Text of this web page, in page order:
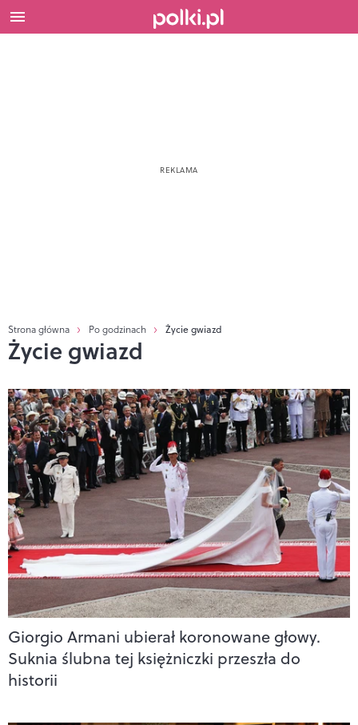
Strona główna Po godzinach Życie gwiazd
Życie gwiazd
Giorgio Armani ubierał koronowane głowy.
Suknia ślubna tej księżniczki przeszła do
historii